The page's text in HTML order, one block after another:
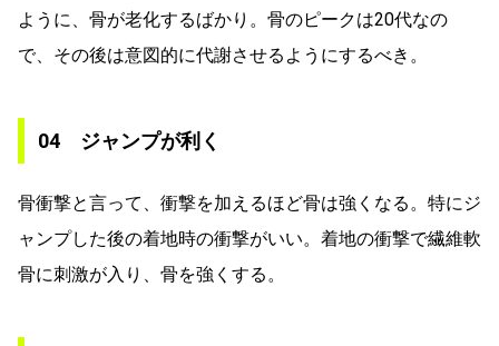
ように、骨が老化するばかり。骨のピークは20代なの
で、その後は意図的に代謝させるようにするべき。
04 ジャンプが利く
骨衝撃と言って、衝撃を加えるほど骨は強くなる。特にジ
ャンプした後の着地時の衝撃がいい。着地の衝撃で繊維軟
骨に刺激が入り、骨を強くする。